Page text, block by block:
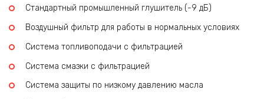
Стандартный промышленный глушитель (-9 дБ)
Воздушный фильтр для работы в нормальных условиях
Система топливоподачи с фильтрацией
Система смазки с фильтрацией
Система защиты по низкому давлению масла